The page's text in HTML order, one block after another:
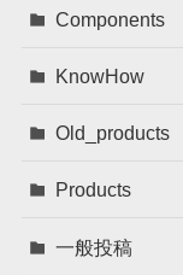
Components
KnowHow
Old_products
Products
一般投稿